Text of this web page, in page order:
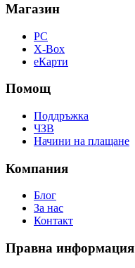
Магазин
PC
X-Box
eКарти
Помощ
Поддръжка
ЧЗВ
Начини на плащане
Компания
Блог
За нас
Контакт
Правна информация